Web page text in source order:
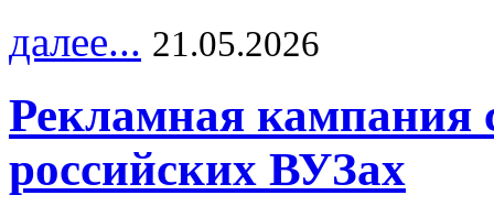
далее... 21.05.2026
Рекламная кампания
российских ВУЗах